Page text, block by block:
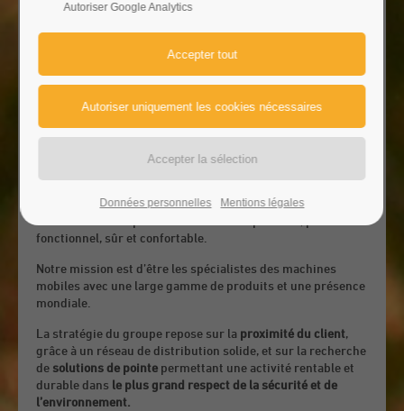
LES PLUS RÉCOMPENSÉS AU
MONDE
Merlo est un important groupe industriel à gestion familiale
qui conçoit, fabrique et commercialise ses propres produits
sous les marques
L’homme est au centre du projet,
avec l’engagement du
groupe Merlo à respecter l’environnement et à rendre le
se consacrent passionnément à l’amélioration constante de
fonctionnel, sûr et confortable.
Notre mission est d’être les spécialistes des machines
mobiles avec une large gamme de produits et une présence
mondiale.
La stratégie du groupe repose sur la proximité du client,
grâce à un réseau de distribution solide, et sur la recherche
de solutions de pointe permettant une activité rentable et
durable dans le plus grand respect de la sécurité et de
l’environnement.
Autoriser Google Analytics
Données personnelles Mentions légales